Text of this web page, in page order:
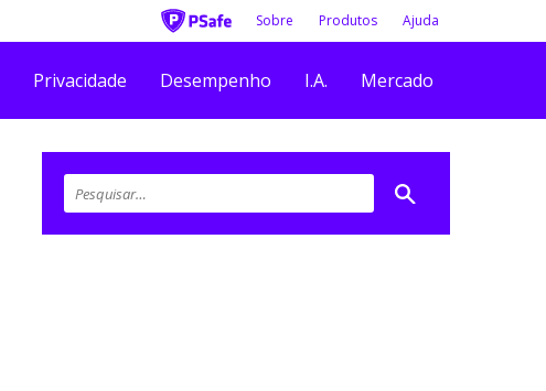
Sobre Produtos Ajuda
Privacidade Desempenho I.A. Mercado